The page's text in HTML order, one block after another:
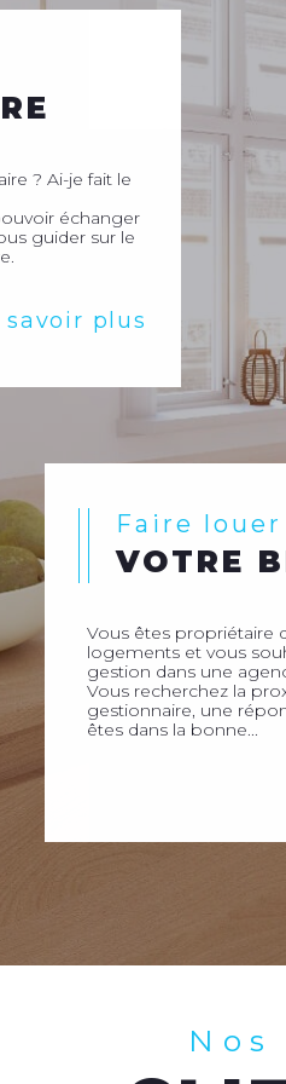
? Ai-je fait le
échanger
guider sur le
savoir plus
Faire louer
VOTRE
Vous êtes propriétaire
logements et vous
gestion dans une
Vous recherchez la
gestionnaire, une
êtes dans la bonne...